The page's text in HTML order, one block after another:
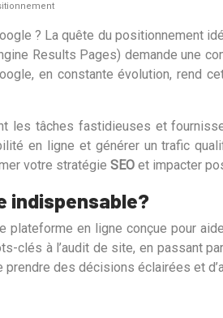
? La quête du positionnement
Results Pages) demande une
en constante évolution, rend
les tâches fastidieuses et
en ligne et générer un trafic
votre stratégie SEO et impacter
indispensable?
plateforme en ligne conçue pour
clés à l’audit de site, en passant
des décisions éclairées et